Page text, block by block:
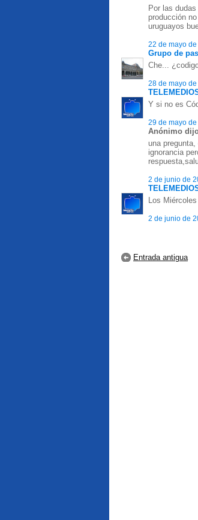
Por las
producción
uruguayos
22 de mayo
Grupo de
Che...
28 de mayo
Y si no es
29 de mayo
Anónimo
una
ignorancia
2 de junio de
Los
2 de junio de
Entrada antigua